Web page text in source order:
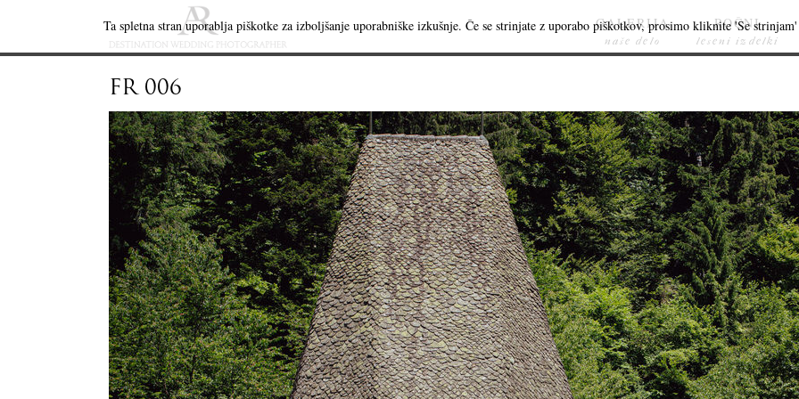
GALERIJA
naše delo
ROČNI
leseni izdelki
FR 006
Ta spletna stran uporablja piškotke za izboljšanje uporabniške izkušnje. Če se strinjate z uporabo piškotkov, prosimo kliknite 'Se